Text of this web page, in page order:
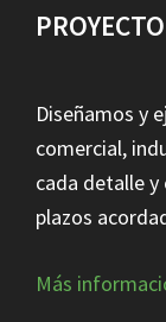
Diseñamos y
comercial,
cada detalle
plazos
Más